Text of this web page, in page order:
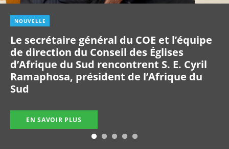
NOUVELLE
Le secrétaire général du COE et l’équipe
de direction du Conseil des Églises
d’Afrique du Sud rencontrent S. E. Cyril
Ramaphosa, président de l’Afrique du
Sud
EN SAVOIR PLUS